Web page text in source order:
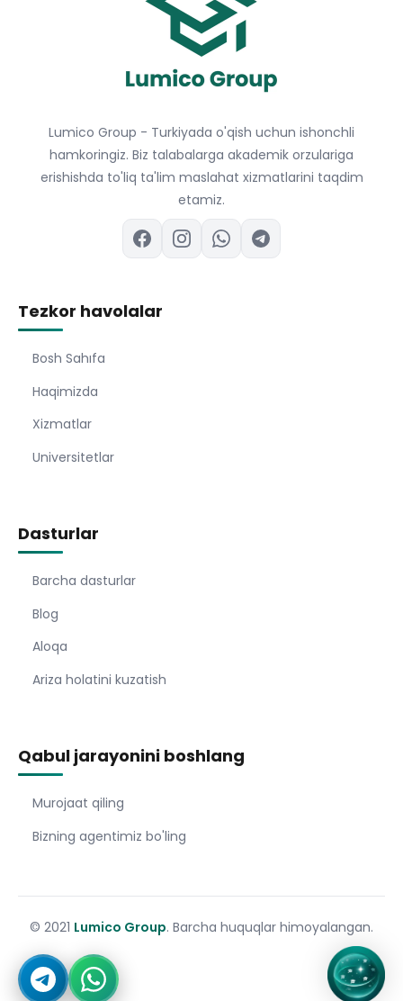
Lumico Group - Turkiyada o'qish uchun ishonchli
hamkoringiz. Biz talabalarga akademik orzulariga
erishishda to'liq ta'lim maslahat xizmatlarini taqdim
etamiz.
Tezkor havolalar
Bosh Sahıfa
Haqimizda
Xizmatlar
Universitetlar
Dasturlar
Barcha dasturlar
Blog
Aloqa
Ariza holatini kuzatish
Qabul jarayonini boshlang
Murojaat qiling
Bizning agentimiz bo'ling
© 2021 Lumico Group. Barcha huquqlar himoyalangan.